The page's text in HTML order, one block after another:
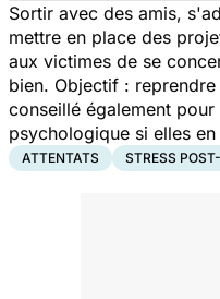
Sortir avec des amis,
mettre en place des
aux victimes de se
bien. Objectif :
conseillé également
psychologique si elles
ATTENTATS STRESS